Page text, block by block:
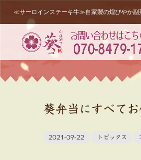
≪サーロインステーキ牛≫自家製の煌びやか
葵弁当にすべてお
2021-09-22 トピックス